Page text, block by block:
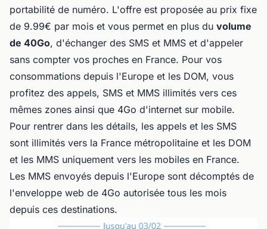
portabilité de numéro. L'offre est proposée au prix fixe
de 9.99€ par mois et vous permet en plus du volume
de 40Go, d'échanger des SMS et MMS et d'appeler
sans compter vos proches en France. Pour vos
consommations depuis l'Europe et les DOM, vous
profitez des appels, SMS et MMS illimités vers ces
mêmes zones ainsi que 4Go d'internet sur mobile.
Pour rentrer dans les détails, les appels et les SMS
sont illimités vers la France métropolitaine et les DOM
et les MMS uniquement vers les mobiles en France.
Les MMS envoyés depuis l'Europe sont décomptés de
l'enveloppe web de 4Go autorisée tous les mois
depuis ces destinations.